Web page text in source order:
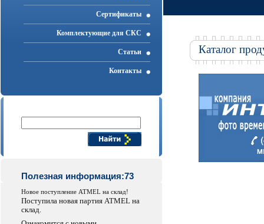
Cертификаты
Комплектующие для СКС
Статьи
Контакты
Полезная информация:73
Новое поступление ATMEL на склад!
Поступила новая партия ATMEL на
склад.
Каталог